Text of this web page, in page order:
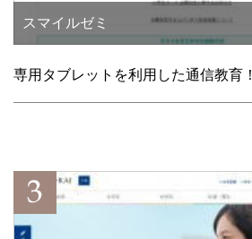
スマイルゼミ
専用タブレットを利用した通信教育！